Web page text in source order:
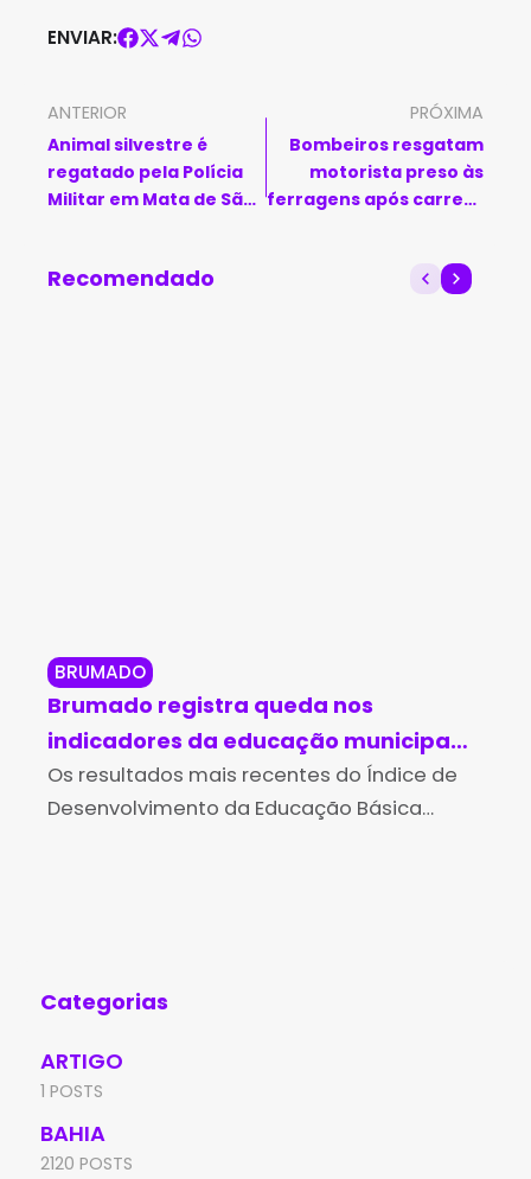
ENVIAR:
ANTERIOR
Animal silvestre é
regatado pela Polícia
Militar em Mata de São
PRÓXIMA
Bombeiros resgatam
motorista preso às
ferragens após carreta
Recomendado
BRUMADO
Brumado registra queda nos
indicadores da educação municipal
no Ideb 2025
Os resultados mais recentes do Índice de
Desenvolvimento da Educação Básica
Categorias
ARTIGO
1 POSTS
BAHIA
2120 POSTS